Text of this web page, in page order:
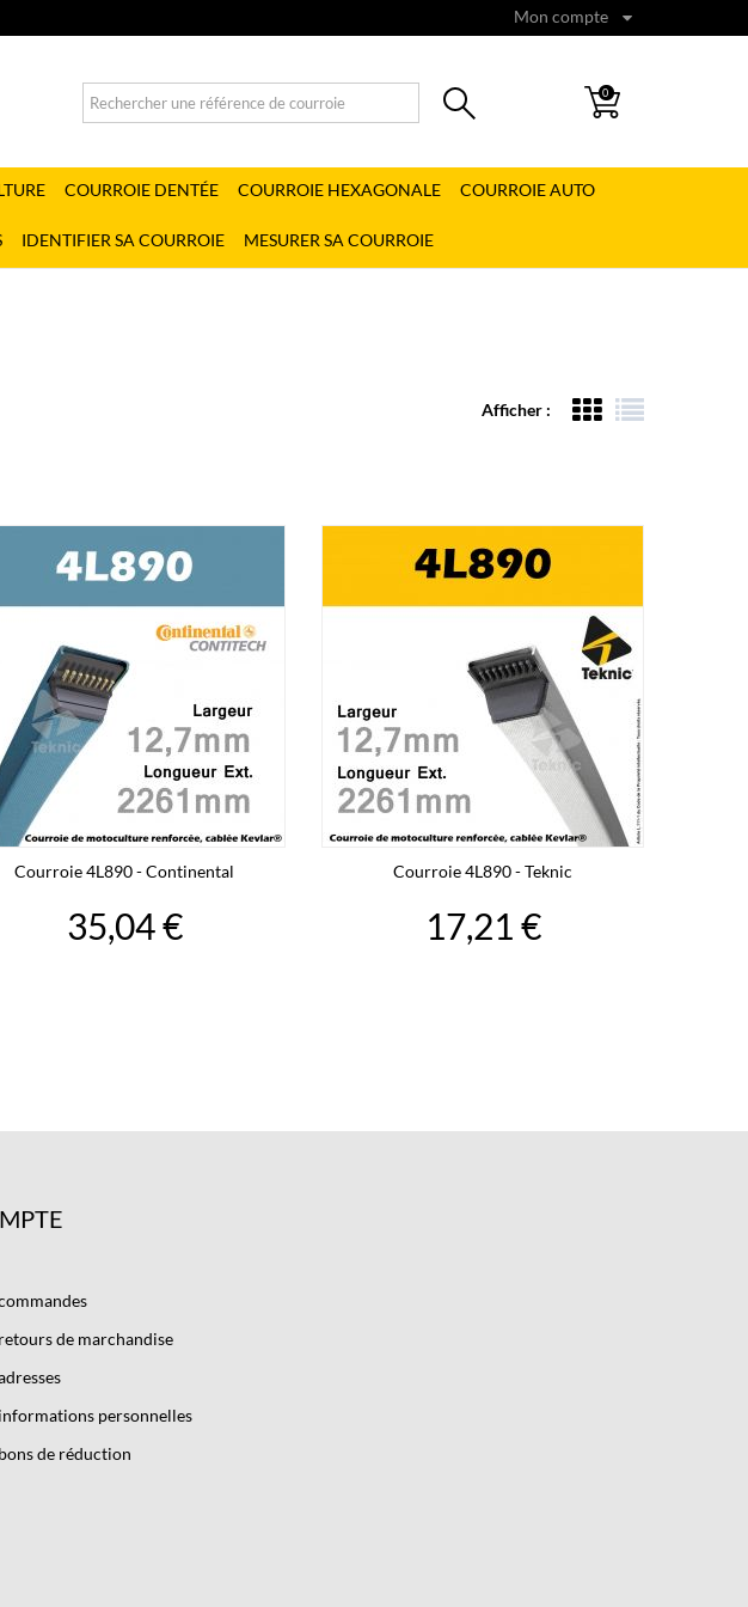
Mon compte
0
COURROIE DENTÉE COURROIE HEXAGONALE COURROIE AUTO
IDENTIFIER SA COURROIE MESURER SA COURROIE
Afficher :
Courroie 4L890 - Continental
35,04 €
Courroie 4L890 - Teknic
17,21 €
de marchandise
personnelles
de réduction